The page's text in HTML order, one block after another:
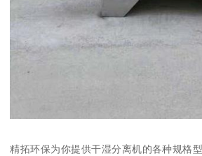
精拓环保为你提供干湿分离机的各种规格